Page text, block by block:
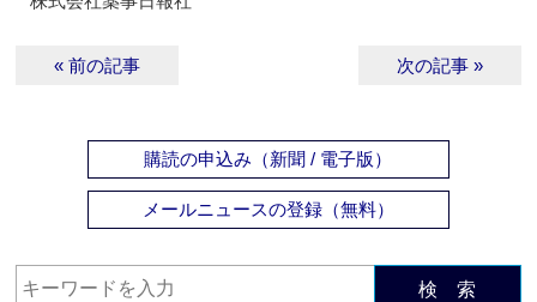
« 前の記事 次の記事 »
購読の申込み（新聞 / 電子版）
メールニュースの登録（無料）
検 索